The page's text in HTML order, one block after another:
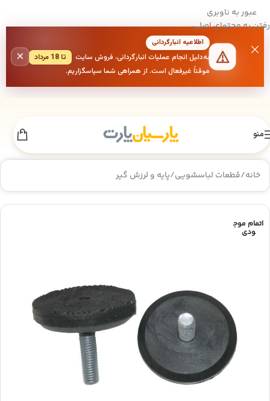
عبور به ناوبری
رفتن به محتوای اصلی
اطلاعیه انبارگردانی
به‌دلیل انجام عملیات انبارگردانی، فروش سایت
تا 18 مرداد
موقتاً غیرفعال است. از همراهی شما سپاسگزاریم.
×
منو
خانه/قطعات لباسشویی/پایه و لرزش گیر
اتمام موج
ودی